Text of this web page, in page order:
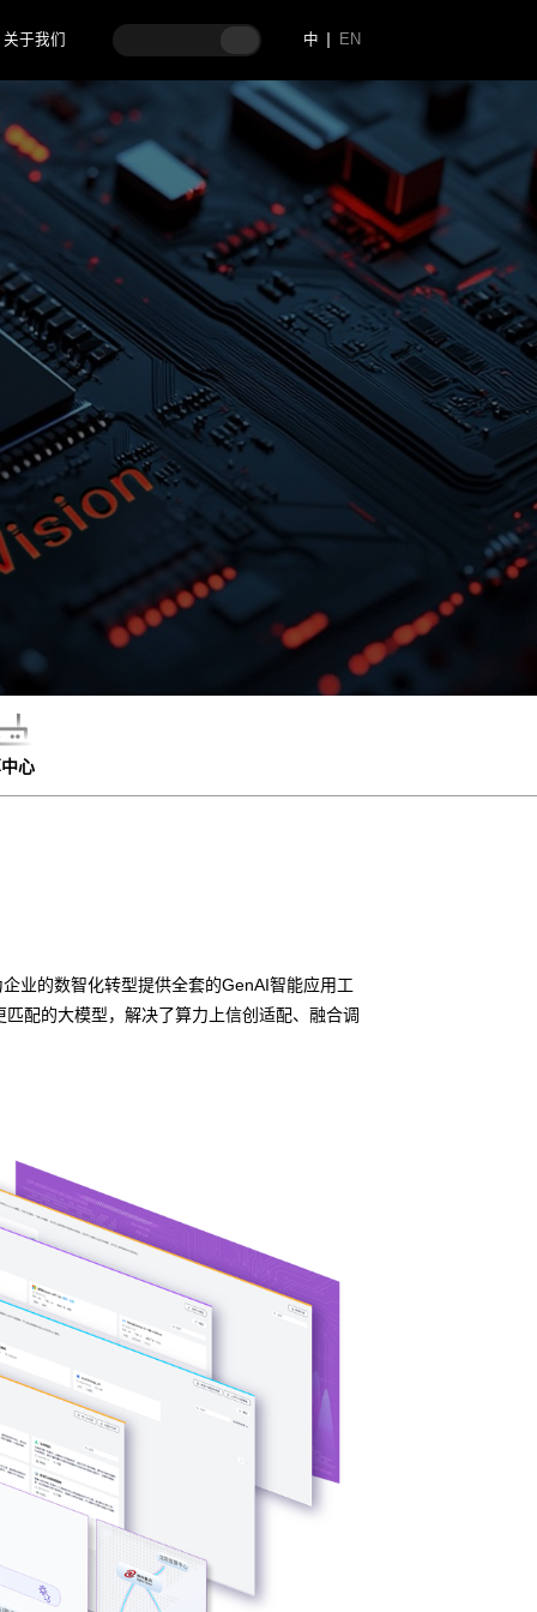
关于我们 中 EN
心
业的数智化转型提供全套的GenAI智能应用工
配的大模型，解决了算力上信创适配、融合调
端算力的统
类型，弹性调